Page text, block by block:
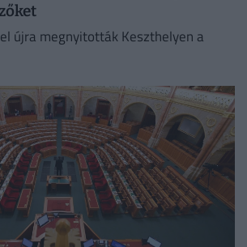
újra megnyitották Keszthelyen a